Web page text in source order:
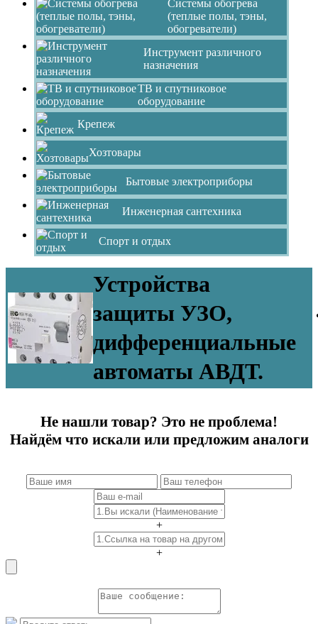
Системы обогрева
(теплые полы, тэны,
обогреватели)
Инструмент различного
назначения
ТВ и спутниковое
оборудование
Крепеж
Хозтовары
Бытовые электроприборы
Инженерная сантехника
Спорт и отдых
Устройства
защиты УЗО,
дифференциальные
автоматы АВДТ.
Не нашли товар? Это не проблема!
Найдём что искали или предложим аналоги
+
+